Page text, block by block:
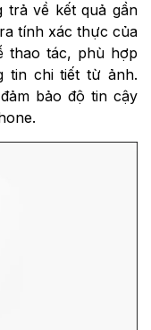
trả về kết quả gần
tính xác thực của
thao tác, phù hợp
tin chi tiết từ ảnh.
bảo độ tin cậy